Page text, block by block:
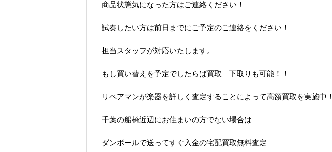
商品状態気になった方はご連絡ください！
試奏したい方は前日までにご予定のご連絡をください！
担当スタッフが対応いたします。
もし買い替えを予定でしたらば買取 下取りも可能！！
リペアマンが楽器を詳しく査定することによって高額買取を実施中！
千葉の船橋近辺にお住まいの方でない場合は
ダンボールで送ってすぐ入金の宅配買取無料査定